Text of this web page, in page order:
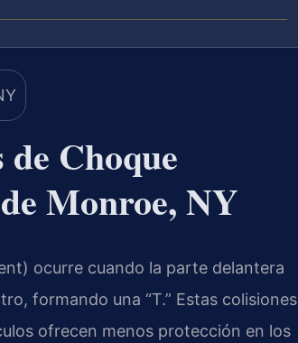
Choque
Monroe, NY
ocurre cuando la parte delantera
formando una “T.” Estas colisiones
ofrecen menos protección en los